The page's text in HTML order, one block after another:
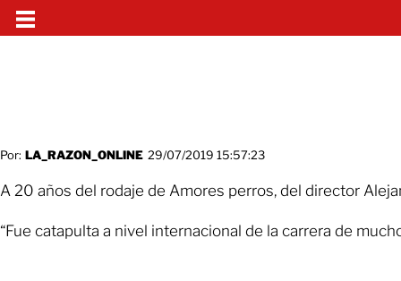
Por: LA_RAZON_ONLINE 29/07/2019 15:57:23
A 20 años del rodaje de Amores perros, del director
“Fue catapulta a nivel internacional de la carrera de